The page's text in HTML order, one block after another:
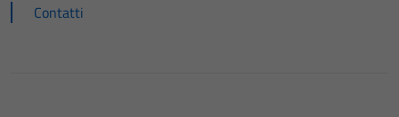
Contatti